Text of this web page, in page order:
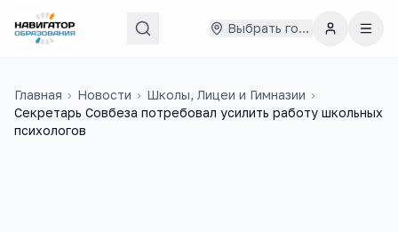
Выбрать город
Главная › Новости › Школы, Лицеи и Гимназии ›
Секретарь Совбеза потребовал усилить работу школьных
психологов